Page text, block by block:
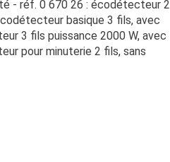
- réf. 0 670 26 : écodétecteur 2
basique 3 fils, avec
3 fils puissance 2000 W, avec
pour minuterie 2 fils, sans